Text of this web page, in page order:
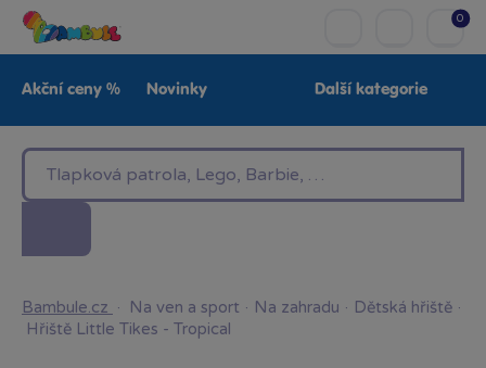
0
Akční ceny % Novinky
Baby Značky
Další kategorie
Bambule.cz · Na ven a sport · Na zahradu · Dětská hřiště ·
Hřiště Little Tikes - Tropical